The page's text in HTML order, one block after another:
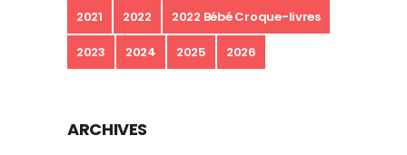
2021 2022 2022 Bébé Croque-livres
2023 2024 2025 2026
ARCHIVES